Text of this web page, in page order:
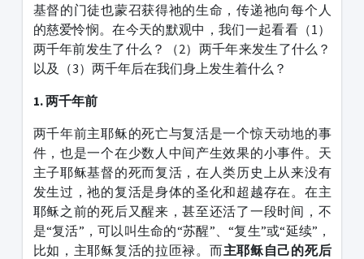
基督的门徒也蒙召获得祂的生命，传递祂向每个人
的慈爱怜悯。在今天的默观中，我们一起看看（1）
两千年前发生了什么？（2）两千年来发生了什么？
以及（3）两千年后在我们身上发生着什么？
1. 两千年前
两千年前主耶稣的死亡与复活是一个惊天动地的事
件，也是一个在少数人中间产生效果的小事件。天
主子耶稣基督的死而复活，在人类历史上从来没有
发生过，祂的复活是身体的圣化和超越存在。在主
耶稣之前的死后又醒来，甚至还活了一段时间，不
是“复活”，可以叫生命的“苏醒”、“复生”或“延续”，
比如，主耶稣复活的拉匝禄。而主耶稣自己的死后